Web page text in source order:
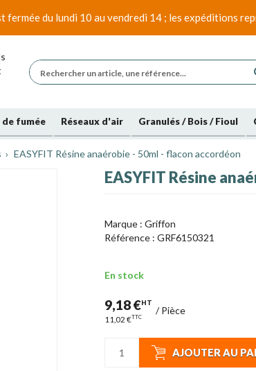
fermée du lundi 10 au vendredi 14 ; les expéditions
fumée Réseaux d'air Granulés / Bois / Fioul
EASYFIT Résine anaérobie - 50ml - flacon accordéon
EASYFIT Résine
Marque : Griffon
Référence : GRF6150321
En stock
9,18 €HT
11,02 €TTC
/Pièce
AJOUTER AU